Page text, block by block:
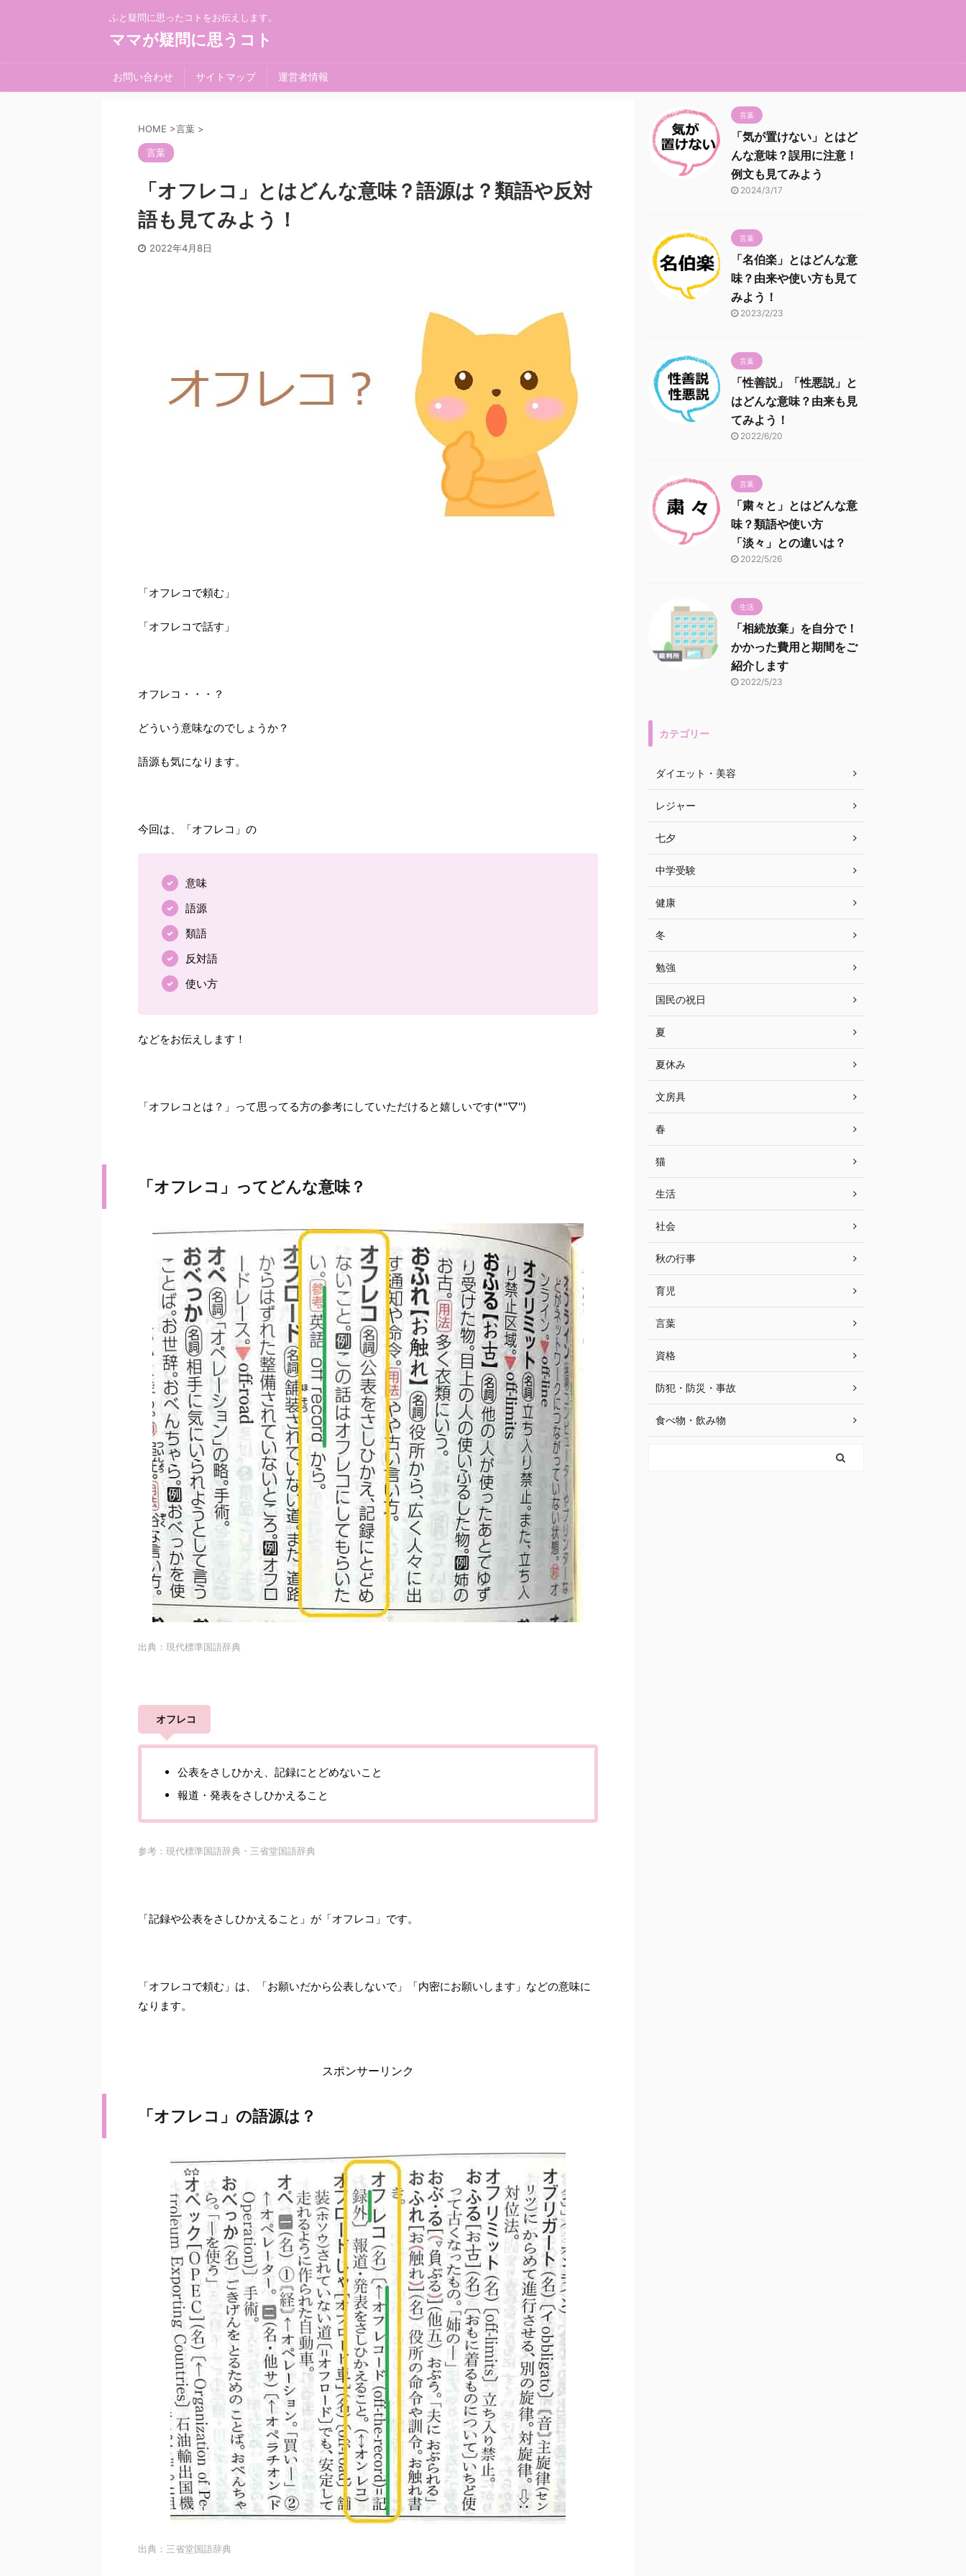
ふと疑問に思ったコトをお伝えします。
ママが疑問に思うコト
お問い合わせ サイトマップ 運営者情報
HOME >言葉 >
言葉
「オフレコ」とはどんな意味？語源は？類語や反対
語も見てみよう！
2022年4月8日
「オフレコで頼む」
「オフレコで話す」
オフレコ・・・？
どういう意味なのでしょうか？
語源も気になります。
今回は、「オフレコ」の
意味
語源
類語
反対語
使い方
などをお伝えします！
「オフレコとは？」って思ってる方の参考にしていただけると嬉しいです(*''▽'')
「オフレコ」ってどんな意味？
出典：現代標準国語辞典
オフレコ
公表をさしひかえ、記録にとどめないこと
報道・発表をさしひかえること
参考：現代標準国語辞典・三省堂国語辞典
「記録や公表をさしひかえること」が「オフレコ」です。
「オフレコで頼む」は、「お願いだから公表しないで」「内密にお願いします」などの意味に
なります。
スポンサーリンク
「オフレコ」の語源は？
言葉
「気が置けない」とはど
んな意味？誤用に注意！
例文も見てみよう
2024/3/17
言葉
「名伯楽」とはどんな意
味？由来や使い方も見て
みよう！
2023/2/23
言葉
「性善説」「性悪説」と
はどんな意味？由来も見
てみよう！
2022/6/20
言葉
「粛々と」とはどんな意
味？類語や使い方
「淡々」との違いは？
2022/5/26
生活
「相続放棄」を自分で！
かかった費用と期間をご
紹介します
2022/5/23
カテゴリー
ダイエット・美容
レジャー
七夕
中学受験
健康
冬
勉強
国民の祝日
夏
夏休み
文房具
春
猫
生活
社会
秋の行事
育児
言葉
資格
防犯・防災・事故
食べ物・飲み物